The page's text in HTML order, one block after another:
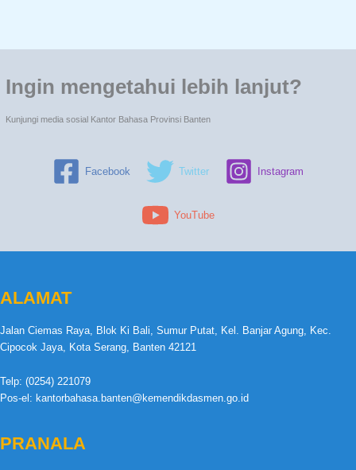
Ingin mengetahui lebih lanjut?
Kunjungi media sosial Kantor Bahasa Provinsi Banten
Facebook Twitter Instagram
YouTube
ALAMAT
Jalan Ciemas Raya, Blok Ki Bali, Sumur Putat, Kel. Banjar Agung, Kec.
Cipocok Jaya, Kota Serang, Banten 42121
Telp: (0254) 221079
Pos-el: kantorbahasa.banten@kemendikdasmen.go.id
PRANALA